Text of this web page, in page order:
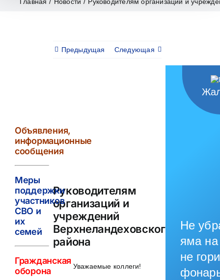
Предыдущая Следующая
Руководителям
организаций и
учреждений
Верхнеландеховского
района
Уважаемые коллеги!
Объявления,
информационные
сообщения
Меры
поддержки
участников
СВО и
их
семей
Гражданская
оборона
Не
яма на
не